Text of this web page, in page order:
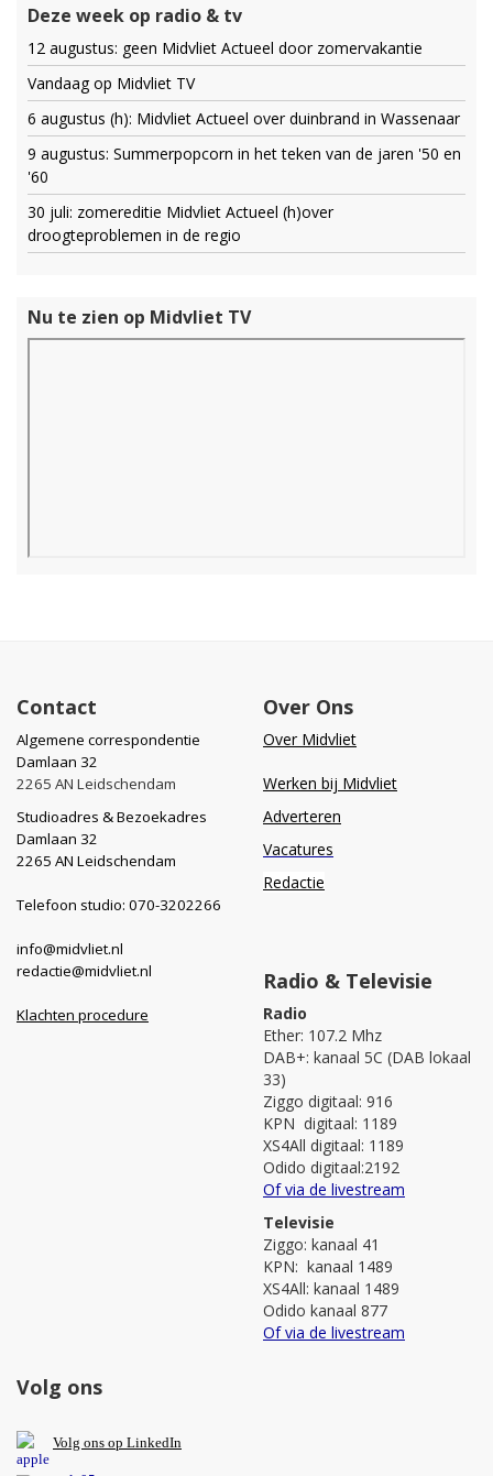
Deze week op radio & tv
12 augustus: geen Midvliet Actueel door zomervakantie
Vandaag op Midvliet TV
6 augustus (h): Midvliet Actueel over duinbrand in Wassenaar
9 augustus: Summerpopcorn in het teken van de jaren '50 en
'60
30 juli: zomereditie Midvliet Actueel (h)over
droogteproblemen in de regio
Nu te zien op Midvliet TV
Contact
Algemene correspondentie
Damlaan 32
2265 AN Leidschendam
Studioadres & Bezoekadres
Damlaan 32
2265 AN Leidschendam
Telefoon studio: 070-3202266
info@midvliet.nl
redactie@midvliet.nl
Klachten procedure
Over Ons
Over Midvliet
Werken bij Midvliet
Adverteren
Vacatures
Redactie
Radio & Televisie
Radio
Ether: 107.2 Mhz
DAB+: kanaal 5C (DAB lokaal
33)
Ziggo digitaal: 916
KPN digitaal: 1189
XS4All digitaal: 1189
Odido digitaal:2192
Of via de livestream
Televisie
Ziggo: kanaal 41
KPN: kanaal 1489
XS4All: kanaal 1489
Odido kanaal 877
Of via de livestream
Volg ons
Volg ons op LinkedIn